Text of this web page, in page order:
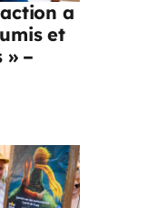
a
et
» –